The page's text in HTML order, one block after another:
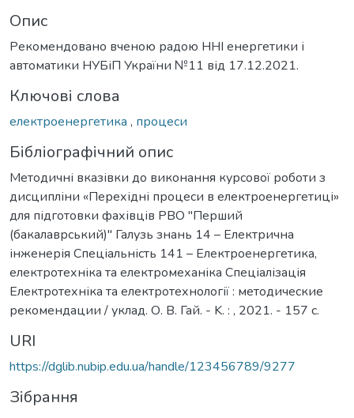
Опис
Рекомендовано вченою радою ННІ енергетики і
автоматики НУБіП України №11 від 17.12.2021.
Ключові слова
електроенергетика , процеси
Бібліографічний опис
Методичні вказівки до виконання курсової роботи з
дисципліни «Перехідні процеси в електроенергетиці»
для підготовки фахівців РВО "Перший
(бакалаврський)" Галузь знань 14 – Електрична
інженерія Спеціальність 141 – Електроенергетика,
електротехніка та електромеханіка Спеціалізація
Електротехніка та електротехнології : методические
рекомендации / уклад. О. В. Гай. - K. : , 2021. - 157 с.
URI
https://dglib.nubip.edu.ua/handle/123456789/9277
Зібрання